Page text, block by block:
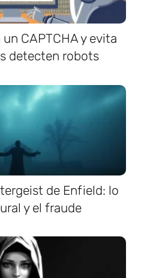
CAPTCHA y evita
detecten robots
de Enfield: lo
y el fraude